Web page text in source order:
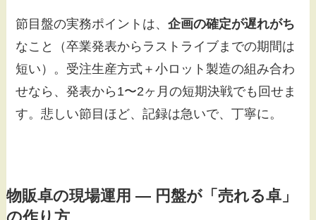
節目盤の実務ポイントは、企画の確定が遅れがち
なこと（卒業発表からラストライブまでの期間は
短い）。受注生産方式＋小ロット製造の組み合わ
せなら、発表から1〜2ヶ月の短期決戦でも回せま
す。悲しい節目ほど、記録は急いで、丁寧に。
物販卓の現場運用 — 円盤が「売れる卓」